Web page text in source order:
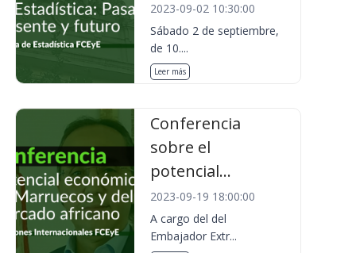
2023-09-02 10:30:00
Sábado 2 de septiembre,
de 10....
Leer más
Conferencia
sobre el
potencial...
2023-09-19 18:00:00
A cargo del del
Embajador Extr...